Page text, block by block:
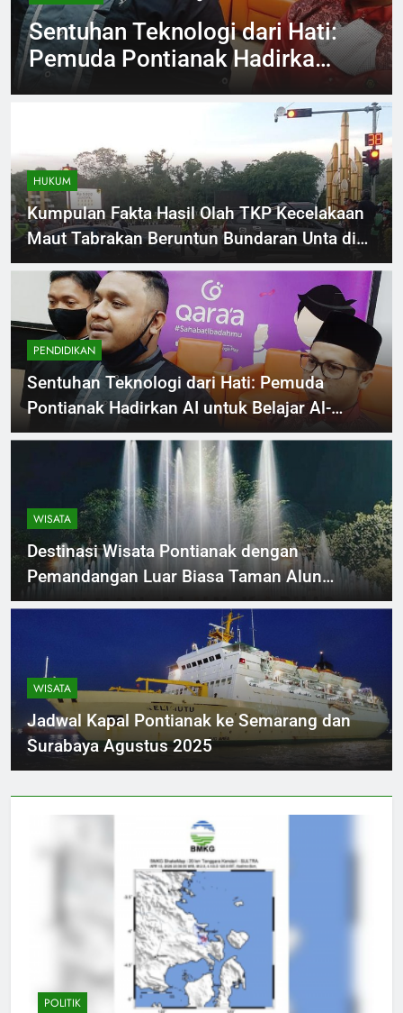
Viral Aksi Petugas SPPG
Injak Buah Melon Sambil
Tertawa Berujung Klarifikasi
HUKUM
Kumpulan Fakta Hasil Olah TKP Kecelakaan
Maut Tabrakan Beruntun Bundaran Unta di
Pontianak
PENDIDIKAN
Sentuhan Teknologi dari Hati: Pemuda
Pontianak Hadirkan AI untuk Belajar Al-
Quran
WISATA
Destinasi Wisata Pontianak dengan
Pemandangan Luar Biasa Taman Alun
Kapuas
WISATA
Jadwal Kapal Pontianak ke Semarang dan
Surabaya Agustus 2025
POLITIK